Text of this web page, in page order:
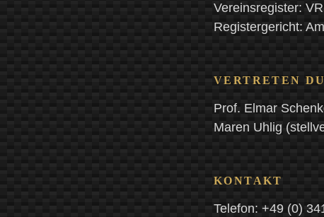
Vereinsregister:
Registergericht:
VERTRETEN
Prof. Elmar
Maren Uhlig
KONTAKT
Telefon: +49 (0)